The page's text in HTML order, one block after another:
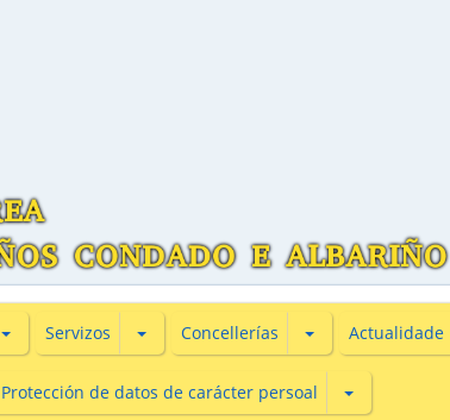
Subsecciones de Información turìstica
Servizos Subsecciones de Servizos
Concellerías Subsecciones de
Actualidade
Protección de datos de carácter persoal